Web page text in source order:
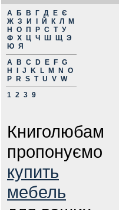
А Б В Г Д Е Є
Ж З И Й К Л
М
Н
О П Р С Т У
Ф Х Ц Ч Ш Щ Э
Ю Я
A
B C D E F G
H
J K L M N
O
P
R S T U V W
1 2 3 9
Книголюбам
пропонуємо
купить
мебель